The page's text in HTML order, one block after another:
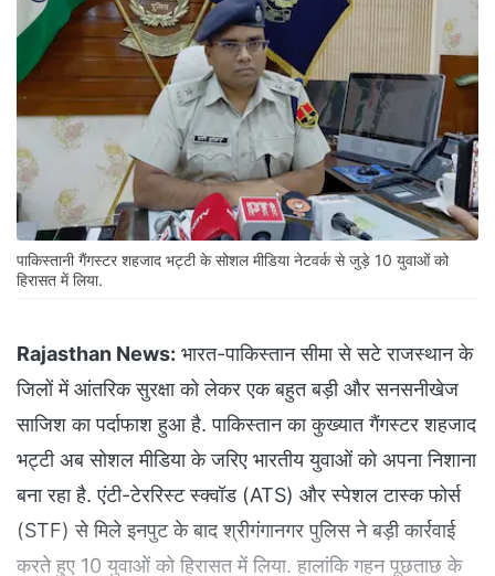
पाकिस्तानी गैंगस्टर शहजाद भट्टी के सोशल मीडिया नेटवर्क से जुड़े 10 युवाओं को
हिरासत में लिया.
Rajasthan News: भारत-पाकिस्तान सीमा से सटे राजस्थान के
जिलों में आंतरिक सुरक्षा को लेकर एक बहुत बड़ी और सनसनीखेज
साजिश का पर्दाफाश हुआ है. पाकिस्तान का कुख्यात गैंगस्टर शहजाद
भट्टी अब सोशल मीडिया के जरिए भारतीय युवाओं को अपना निशाना
बना रहा है. एंटी-टेररिस्ट स्क्वॉड (ATS) और स्पेशल टास्क फोर्स
(STF) से मिले इनपुट के बाद श्रीगंगानगर पुलिस ने बड़ी कार्रवाई
करते हुए 10 युवाओं को हिरासत में लिया. हालांकि गहन पूछताछ के